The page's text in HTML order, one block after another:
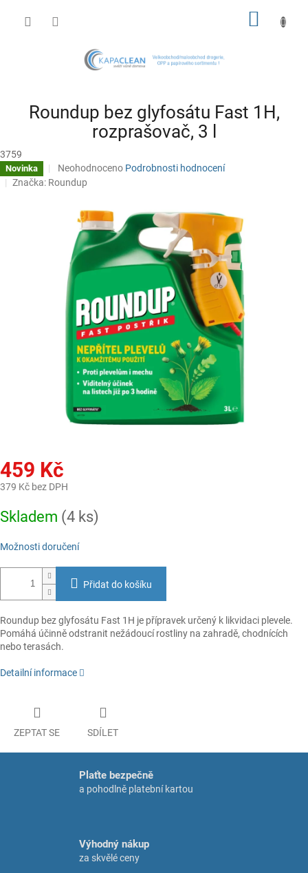
Roundup bez glyfosátu Fast 1H,
rozprašovač, 3 l
3759
Novinka
Průměrné
hodnocení
hvězdiček.
Neohodnoceno Podrobnosti hodnocení
Značka: Roundup
459 Kč
379 Kč bez DPH
cena:
Skladem (4 ks)
Možnosti doručení
Přidat do košíku
Roundup bez glyfosátu Fast 1H je přípravek určený k likvidaci plevele.
Pomáhá účinně odstranit nežádoucí rostliny na zahradě, chodnících
nebo terasách.
Detailní informace
ZEPTAT SE SDÍLET
Plaťte bezpečně
a pohodlně platební kartou
Výhodný nákup
za skvělé ceny